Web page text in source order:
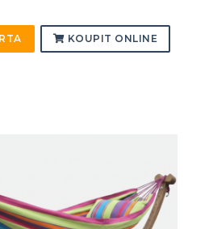
KOUPIT ONLINE